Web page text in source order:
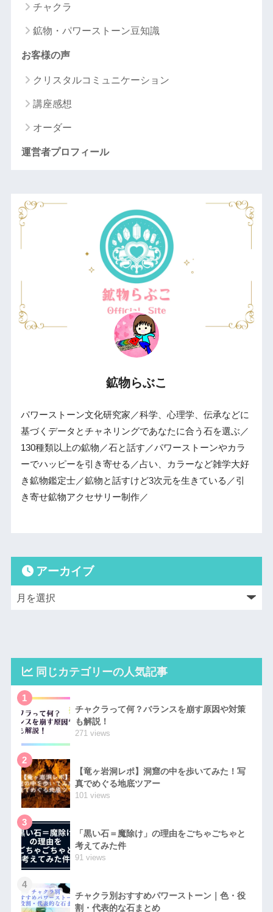
チャクラ
鉱物・パワーストーン豆知識
お客様の声
クリスタルコミュニケーション
講座感想
オーダー
運営者プロフィール
鉱物らぶこ
パワーストーン文化研究家／科学、心理学、伝承などに
基づくデータとチャネリングであなたに合う石を選ぶ／
130種類以上の鉱物／石と話す／パワーストーンやカラ
ーでハッピーを引き寄せる／占い、カラーなど雑学大好
き鉱物鑑定士／鉱物と話すけど3次元を生きている／引
き寄せ鉱物アクセサリー制作／
アーカイブ
同じカテゴリーの人気記事
1
チャクラって何？バランスを崩す原因や対策
も解説！
271 views
2
【竜ヶ岩洞レポ】洞窟の中を歩いてみた！写
真でめぐる地底ツアー
101 views
3
「黒い石＝魔除け」の理由をごちゃごちゃと
考えてみた件
91 views
4
チャクラ別おすすめパワーストーン｜色・役
割・代表的な石まとめ